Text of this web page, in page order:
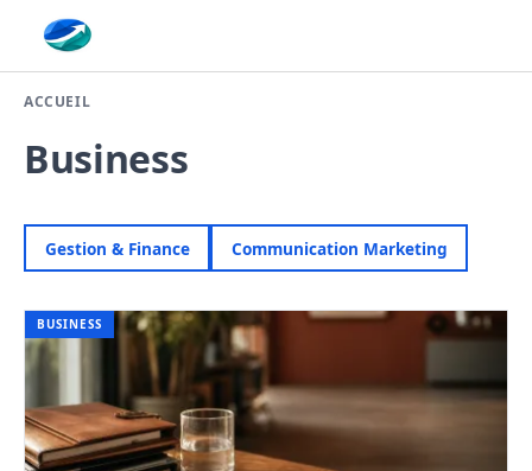
ACCUEIL
Business
Gestion & Finance Communication Marketing
BUSINESS